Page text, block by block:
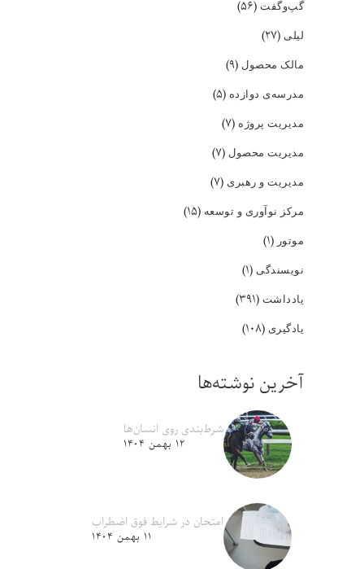
گپ‌و‌گفت (۵۶)
لیلی (۲۷)
مالک محصول (۹)
مدرسه‌ی دوازده (۵)
مدیریت پروژه (۷)
مدیریت محصول (۷)
مدیریت و رهبری (۷)
مرکز نوآوری و توسعه (۱۵)
موتور (۱)
نویسندگی (۱)
یادداشت (۳۹۱)
یادگیری (۱۰۸)
آخرین نوشته‌ها
شرط‌بندی روی انسان‌ها
۱۲ بهمن ۱۴۰۴
امتحان در شرایط فوق اضطراب
۱۱ بهمن ۱۴۰۴